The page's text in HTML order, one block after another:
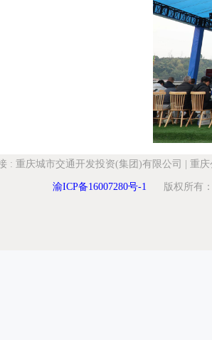
: 重庆城市交通开发投资(集团)有限公司 重庆
渝ICP备16007280号-1 版权所有：